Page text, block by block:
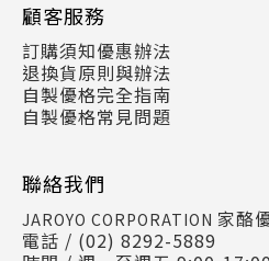
顧客服務
訂購須知優惠辦法
退換貨原則與辦法
自製優格完全指南
自製優格常見問題
聯絡我們
JAROYO CORPORATION 家酪
電話 / (02) 8292-5889